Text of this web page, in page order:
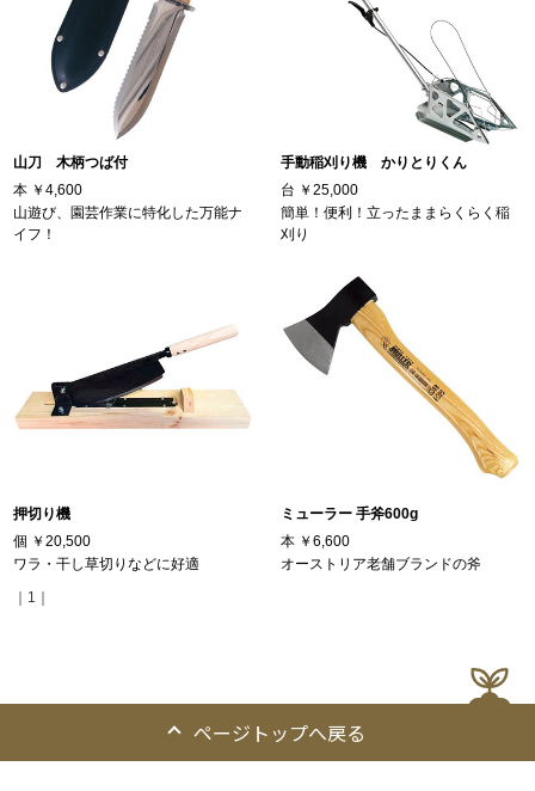
山刀 木柄つば付
本 ￥4,600
山遊び、園芸作業に特化した万能ナ
イフ！
手動稲刈り機 かりとりくん
台 ￥25,000
簡単！便利！立ったままらくらく稲
刈り
押切り機
個 ￥20,500
ワラ・干し草切りなどに好適
ミューラー 手斧600g
本 ￥6,600
オーストリア老舗ブランドの斧
｜1｜
ページトップへ戻る